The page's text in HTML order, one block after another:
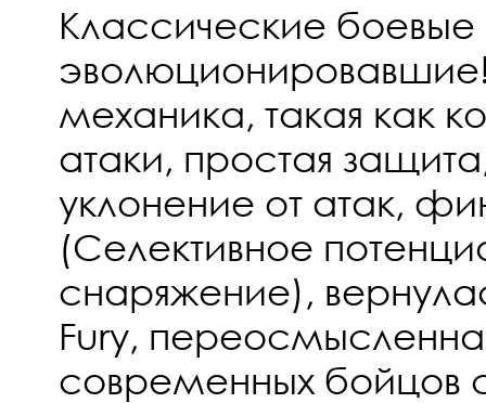
Классические
эволюционировавшие!
механика, такая как
атаки, простая
уклонение от атак,
(Селективное
снаряжение),
Fury,
современных бойцов